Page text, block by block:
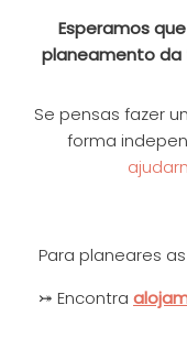
Esperamos
planeamento da
Se pensas fazer
forma
Para planeares
⤖ Encontra